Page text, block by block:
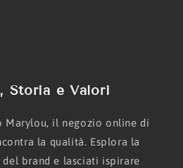
Storia e Valori
Marylou, il negozio online di
la qualità. Esplora la
brand e lasciati ispirare